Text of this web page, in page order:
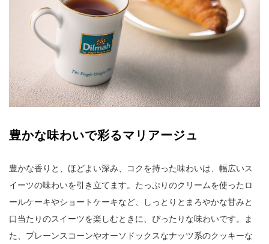
豊かな味わいで彩るマリアージュ
豊かな香りと、ほどよい深み、コクを持った味わいは、幅広いス
イーツの味わいを引き立てます。たっぷりのクリームを使ったロ
ールケーキやショートケーキなど、しっとりとまろやかな甘みと
口当たりのスイーツを楽しむときに、ぴったりな味わいです。ま
た、プレーンスコーンやオーソドックスなナッツ系のクッキーな